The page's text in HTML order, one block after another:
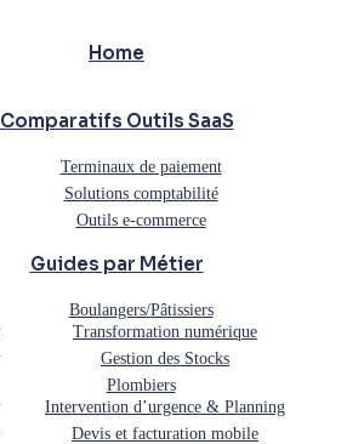
Home
Comparatifs Outils SaaS
Terminaux de paiement
Solutions comptabilité
Outils e-commerce
Guides par Métier
Boulangers/Pâtissiers
Transformation numérique
Gestion des Stocks
Plombiers
Intervention d’urgence & Planning
Devis et facturation mobile